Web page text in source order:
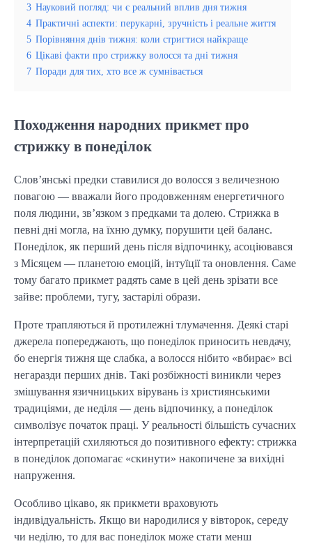
3 Науковий погляд: чи є реальний вплив дня тижня
4 Практичні аспекти: перукарні, зручність і реальне життя
5 Порівняння днів тижня: коли стригтися найкраще
6 Цікаві факти про стрижку волосся та дні тижня
7 Поради для тих, хто все ж сумнівається
Походження народних прикмет про
стрижку в понеділок
Слов’янські предки ставилися до волосся з величезною
повагою — вважали його продовженням енергетичного
поля людини, зв’язком з предками та долею. Стрижка в
певні дні могла, на їхню думку, порушити цей баланс.
Понеділок, як перший день після відпочинку, асоціювався
з Місяцем — планетою емоцій, інтуїції та оновлення. Саме
тому багато прикмет радять саме в цей день зрізати все
зайве: проблеми, тугу, застарілі образи.
Проте трапляються й протилежні тлумачення. Деякі старі
джерела попереджають, що понеділок приносить невдачу,
бо енергія тижня ще слабка, а волосся нібито «вбирає» всі
негаразди перших днів. Такі розбіжності виникли через
змішування язичницьких вірувань із християнськими
традиціями, де неділя — день відпочинку, а понеділок
символізує початок праці. У реальності більшість сучасних
інтерпретацій схиляються до позитивного ефекту: стрижка
в понеділок допомагає «скинути» накопичене за вихідні
напруження.
Особливо цікаво, як прикмети враховують
індивідуальність. Якщо ви народилися у вівторок, середу
чи неділю, то для вас понеділок може стати менш